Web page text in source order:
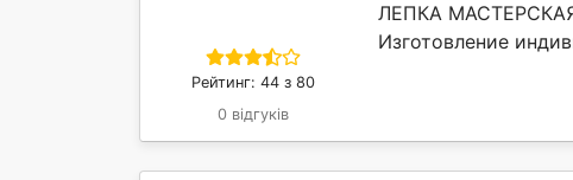
Рейтинг: 44 з 80
0 відгуків
ЛЕПКА
Изготовление